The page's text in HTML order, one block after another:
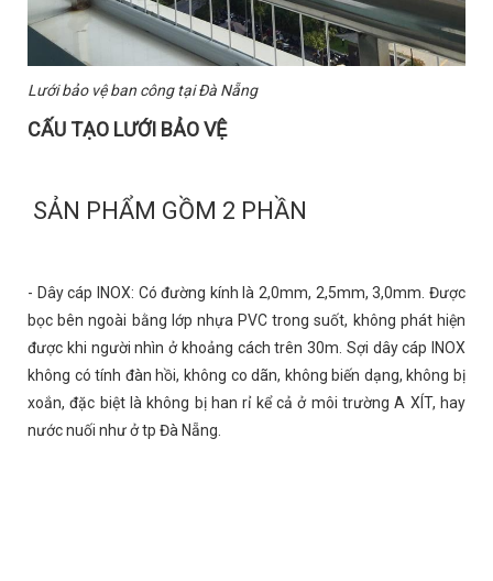
Lưới bảo vệ ban công tại Đà Nẵng
CẤU TẠO LƯỚI BẢO VỆ
SẢN PHẨM GỒM 2 PHẦN
- Dây cáp INOX: Có đường kính là 2,0mm, 2,5mm, 3,0mm. Được
bọc bên ngoài bằng lớp nhựa PVC trong suốt, không phát hiện
được khi người nhìn ở khoảng cách trên 30m. Sợi dây cáp INOX
không có tính đàn hồi, không co dãn, không biến dạng, không bị
xoắn, đặc biệt là không bị han rỉ kể cả ở môi trường A XÍT, hay
nước nuối như ở tp Đà Nẵng.